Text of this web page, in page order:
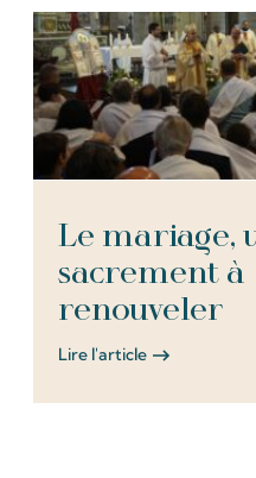
Le mariage,
sacrement à
renouveler
Lire l'article